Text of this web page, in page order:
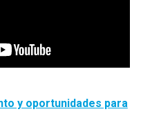
y oportunidades para